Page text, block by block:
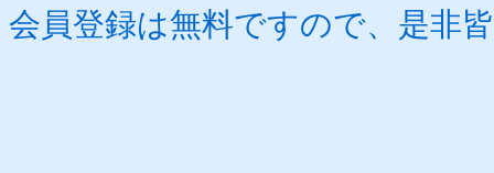
会員登録は無料ですので、是非